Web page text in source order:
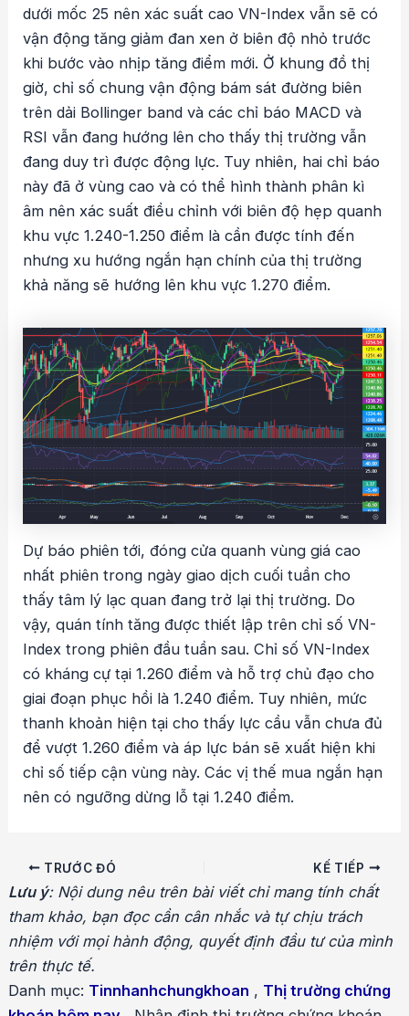
dưới mốc 25 nên xác suất cao VN-Index vẫn sẽ có
vận động tăng giảm đan xen ở biên độ nhỏ trước
khi bước vào nhịp tăng điểm mới. Ở khung đồ thị
giờ, chỉ số chung vận động bám sát đường biên
trên dải Bollinger band và các chỉ báo MACD và
RSI vẫn đang hướng lên cho thấy thị trường vẫn
đang duy trì được động lực. Tuy nhiên, hai chỉ báo
này đã ở vùng cao và có thể hình thành phân kì
âm nên xác suất điều chỉnh với biên độ hẹp quanh
khu vực 1.240-1.250 điểm là cần được tính đến
nhưng xu hướng ngắn hạn chính của thị trường
khả năng sẽ hướng lên khu vực 1.270 điểm.
Dự báo phiên tới, đóng cửa quanh vùng giá cao
nhất phiên trong ngày giao dịch cuối tuần cho
thấy tâm lý lạc quan đang trở lại thị trường. Do
vậy, quán tính tăng được thiết lập trên chỉ số VN-
Index trong phiên đầu tuần sau. Chỉ số VN-Index
có kháng cự tại 1.260 điểm và hỗ trợ chủ đạo cho
giai đoạn phục hồi là 1.240 điểm. Tuy nhiên, mức
thanh khoản hiện tại cho thấy lực cầu vẫn chưa đủ
để vượt 1.260 điểm và áp lực bán sẽ xuất hiện khi
chỉ số tiếp cận vùng này. Các vị thế mua ngắn hạn
nên có ngưỡng dừng lỗ tại 1.240 điểm.
Điều
hướng
bài
viết
TRƯỚC ĐÓ KẾ TIẾP
Lưu ý: Nội dung nêu trên bài viết chỉ mang tính chất
tham khảo, bạn đọc cần cân nhắc và tự chịu trách
nhiệm với mọi hành động, quyết định đầu tư của mình
trên thực tế.
Danh mục: Tinnhanhchungkhoan , Thị trường chứng